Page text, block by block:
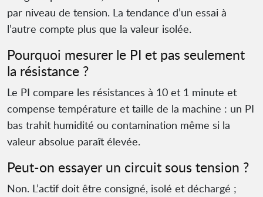
par niveau de tension. La tendance d’un essai à
l’autre compte plus que la valeur isolée.
Pourquoi mesurer le PI et pas seulement
la résistance ?
Le PI compare les résistances à 10 et 1 minute et
compense température et taille de la machine : un PI
bas trahit humidité ou contamination même si la
valeur absolue paraît élevée.
Peut-on essayer un circuit sous tension ?
Non. L’actif doit être consigné, isolé et déchargé ;